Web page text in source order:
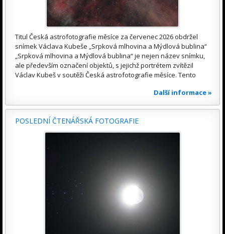
Titul Česká astrofotografie měsíce za červenec 2026 obdržel
snímek Václava Kubeše „Srpková mlhovina a Mýdlová bublina“
„Srpková mlhovina a Mýdlová bublina“ je nejen název snímku,
ale především označení objektů, s jejichž portrétem zvítězil
Václav Kubeš v soutěži Česká astrofotografie měsíce. Tento
Další informace »
POSLEDNÍ ČTENÁŘSKÁ FOTOGRAFIE